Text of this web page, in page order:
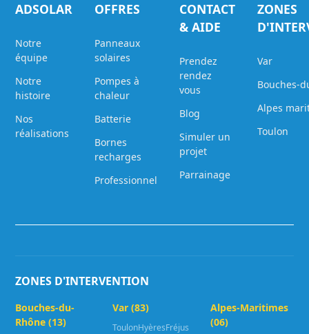
ADSOLAR
Notre
équipe
Notre
histoire
Nos
réalisations
OFFRES
Panneaux
solaires
Pompes à
chaleur
Batterie
Bornes
recharges
Professionnel
CONTACT
& AIDE
Prendez
rendez
vous
Blog
Simuler un
projet
Parrainage
ZONES
Var
Bouches-
Alpes
Toulon
ZONES D'INTERVENTION
Bouches-du-
Rhône (13)
Var (83)
ToulonHyèresFréjus
Alpes-Maritimes
(06)